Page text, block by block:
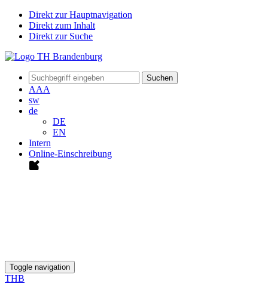
Direkt zur Hauptnavigation
Direkt zum Inhalt
Direkt zur Suche
Suchen
AAA
sw
de
DE
EN
Intern
Online-Einschreibung
Toggle navigation
THB